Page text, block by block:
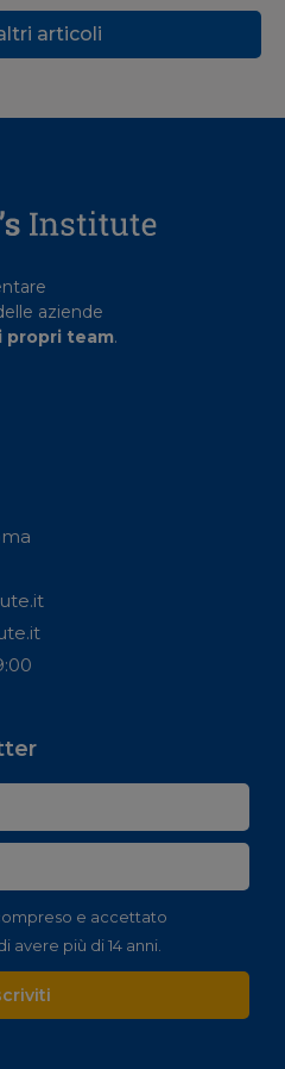
articoli
aziende
propri team.
e accettato
avere più di 14 anni.